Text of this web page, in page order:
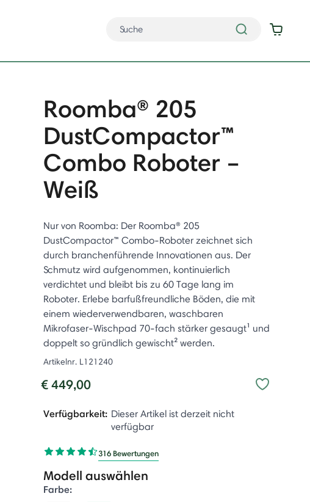
Roomba® 205
DustCompactor™
Combo Roboter –
Weiß
Nur von Roomba: Der Roomba® 205
DustCompactor™ Combo-Roboter zeichnet sich
durch branchenführende Innovationen aus. Der
Schmutz wird aufgenommen, kontinuierlich
verdichtet und bleibt bis zu 60 Tage lang im
Roboter. Erlebe barfußfreundliche Böden, die mit
einem wiederverwendbaren, waschbaren
Mikrofaser-Wischpad 70-fach stärker gesaugt¹ und
doppelt so gründlich gewischt² werden.
Artikelnr. L121240
€ 449,00
Verfügbarkeit: Dieser Artikel ist derzeit nicht
verfügbar
316 Bewertungen
Modell auswählen
Farbe: